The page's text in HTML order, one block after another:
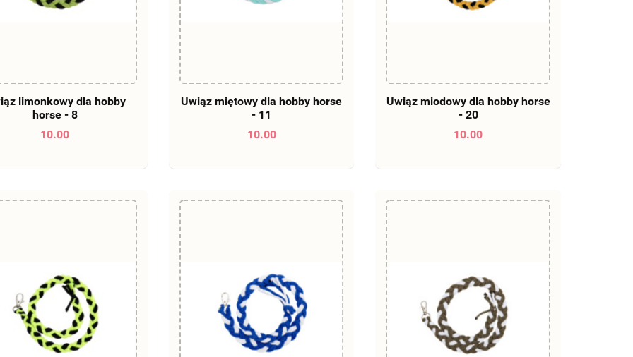
DO KOSZYKA
limonkowy dla hobby
horse - 8
10.00
DO KOSZYKA
Uwiąz miętowy dla hobby horse
- 11
10.00
DO KOSZYKA
Uwiąz miodowy dla hobby horse
- 20
10.00